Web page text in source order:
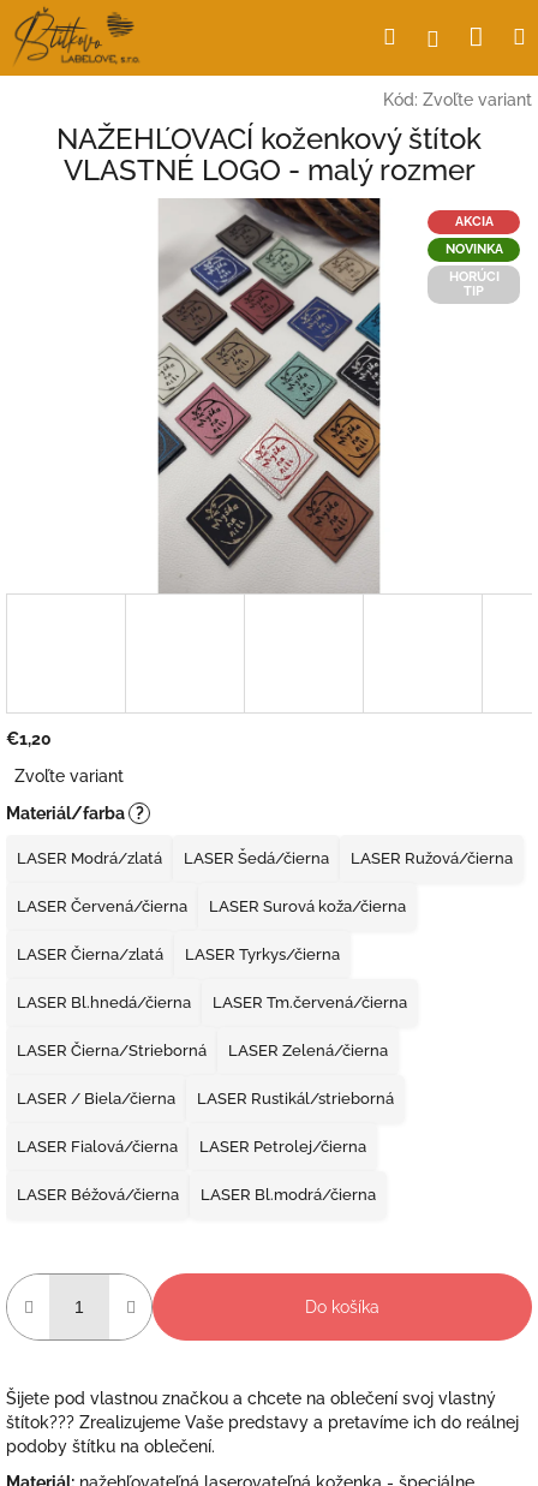
Prejsť
na
obsah
Hľadať
Kód: Zvoľte variant
NAŽEHĽOVACÍ koženkový štítok
VLASTNÉ LOGO - malý rozmer
AKCIA
NOVINKA
HORÚCI
TIP
€1,20
cena:
Zvoľte variant
Materiál/farba ?
LASER Modrá/zlatá LASER Šedá/čierna LASER Ružová/čierna
LASER Červená/čierna LASER Surová koža/čierna
LASER Čierna/zlatá LASER Tyrkys/čierna
LASER Bl.hnedá/čierna LASER Tm.červená/čierna
LASER Čierna/Strieborná LASER Zelená/čierna
LASER / Biela/čierna LASER Rustikál/strieborná
LASER Fialová/čierna LASER Petrolej/čierna
LASER Béžová/čierna LASER Bl.modrá/čierna
Do košíka
Šijete pod vlastnou značkou a chcete na oblečení svoj vlastný
štítok??? Zrealizujeme Vaše predstavy a pretavíme ich do reálnej
podoby štítku na oblečení.
Materiál: nažehľovateľná laserovateľná koženka - špeciálne